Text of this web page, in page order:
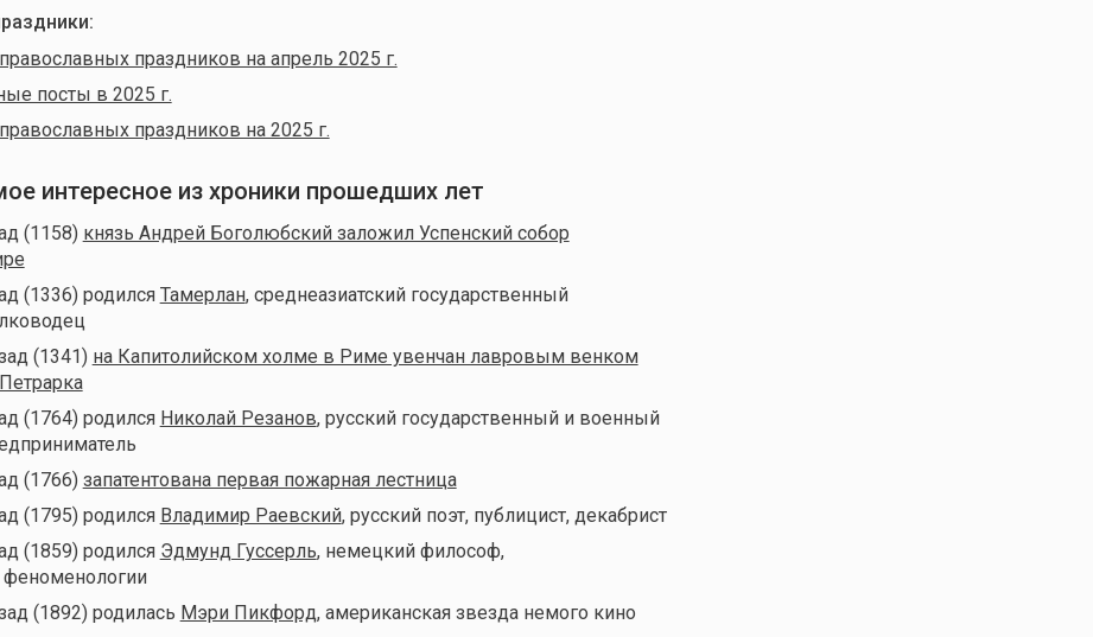
праздников на апрель 2025 г.
посты в 2025 г.
праздников на 2025 г.
интересное из хроники прошедших лет
(1158) князь Андрей Боголюбский заложил Успенский собор
(1336) родился Тамерлан, среднеазиатский государственный
(1341) на Капитолийском холме в Риме увенчан лавровым венком
(1764) родился Николай Резанов, русский государственный и военный
(1766) запатентована первая пожарная лестница
(1795) родился Владимир Раевский, русский поэт, публицист, декабрист
(1859) родился Эдмунд Гуссерль, немецкий философ,
феноменологии
(1892) родилась Мэри Пикфорд, американская звезда немого кино